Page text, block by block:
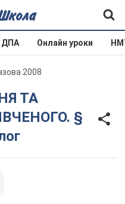
ДПА Онлайн уроки
2008
§